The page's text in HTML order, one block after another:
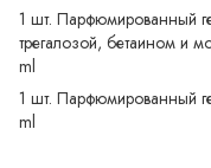
1 шт. Парфюмированный
трегалозой, бетаином и
ml
1 шт. Парфюмированный
ml